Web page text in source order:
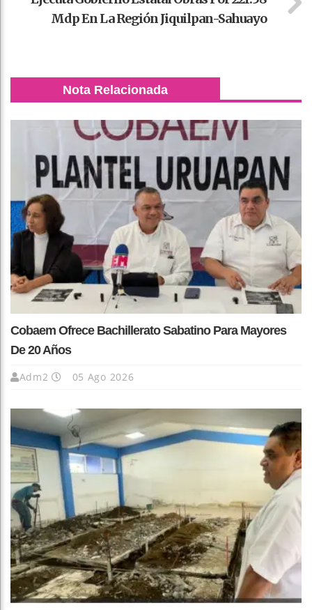
Mdp En La Región Jiquilpan-Sahuayo
Nota Relacionada
Cobaem Ofrece Bachillerato Sabatino Para Mayores
De 20 Años
Adm2 05 Ago 2026